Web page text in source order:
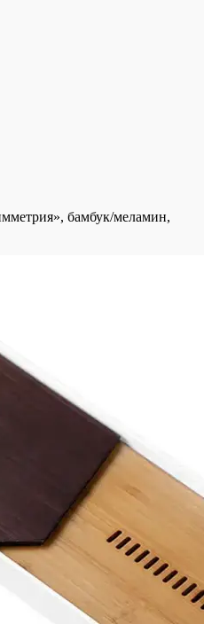
бамбук/меламин,